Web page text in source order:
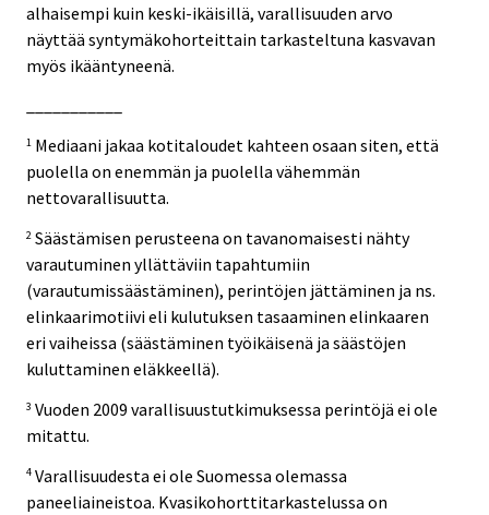
alhaisempi kuin keski-ikäisillä, varallisuuden arvo
näyttää syntymäkohorteittain tarkasteltuna kasvavan
myös ikääntyneenä.
1 Mediaani jakaa kotitaloudet kahteen osaan siten, että
puolella on enemmän ja puolella vähemmän
nettovarallisuutta.
2 Säästämisen perusteena on tavanomaisesti nähty
varautuminen yllättäviin tapahtumiin
(varautumissäästäminen), perintöjen jättäminen ja ns.
elinkaarimotiivi eli kulutuksen tasaaminen elinkaaren
eri vaiheissa (säästäminen työikäisenä ja säästöjen
kuluttaminen eläkkeellä).
3 Vuoden 2009 varallisuustutkimuksessa perintöjä ei ole
mitattu.
4 Varallisuudesta ei ole Suomessa olemassa
paneeliaineistoa. Kvasikohorttitarkastelussa on